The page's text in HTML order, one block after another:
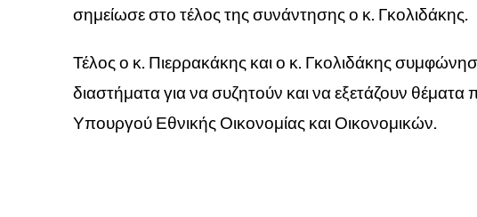
σημείωσε στο τέλος της συνάντησης ο κ. Γκολιδάκης.
Τέλος ο κ. Πιερρακάκης και ο κ. Γκολιδάκης
διαστήματα για να συζητούν και να εξετάζουν
Υπουργού Εθνικής Οικονομίας και Οικονομικών.